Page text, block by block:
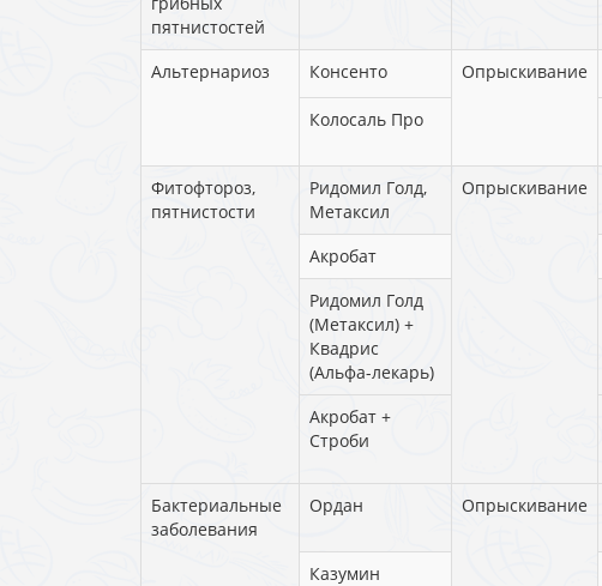
пятнистостей
Альтернариоз Консенто Опрыскивание
Колосаль Про
Фитофтороз,
пятнистости
Ридомил Голд,
Метаксил
Опрыскивание
Акробат
Ридомил Голд
(Метаксил) +
Квадрис
(Альфа-лекарь)
Акробат +
Строби
Бактериальные
заболевания
Ордан Опрыскивание
Казумин